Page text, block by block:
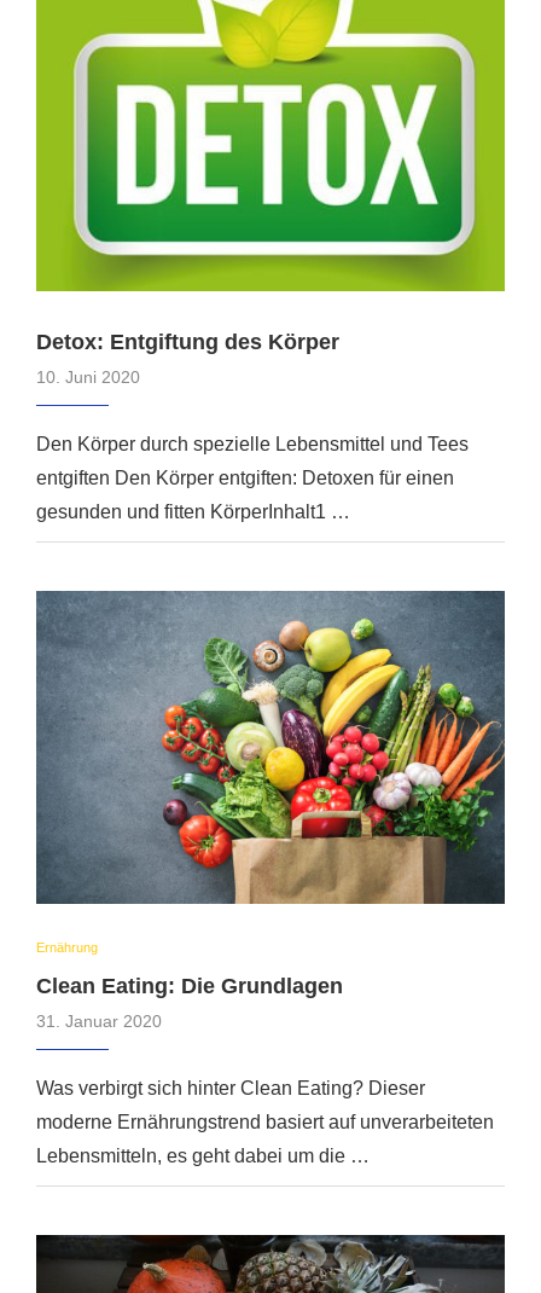
Detox: Entgiftung des Körper
10. Juni 2020
Den Körper durch spezielle Lebensmittel und Tees
entgiften Den Körper entgiften: Detoxen für einen
gesunden und fitten KörperInhalt1 …
Ernährung
Clean Eating: Die Grundlagen
31. Januar 2020
Was verbirgt sich hinter Clean Eating? Dieser
moderne Ernährungstrend basiert auf unverarbeiteten
Lebensmitteln, es geht dabei um die …